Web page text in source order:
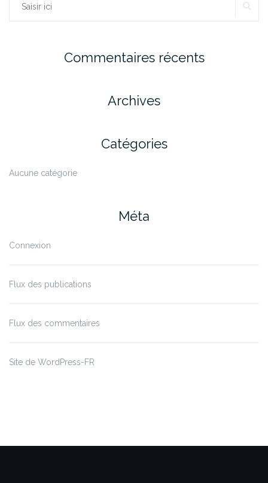
Rechercher :
Commentaires récents
Archives
Catégories
Aucune catégorie
Méta
Connexion
Flux des publications
Flux des commentaires
Site de WordPress-FR